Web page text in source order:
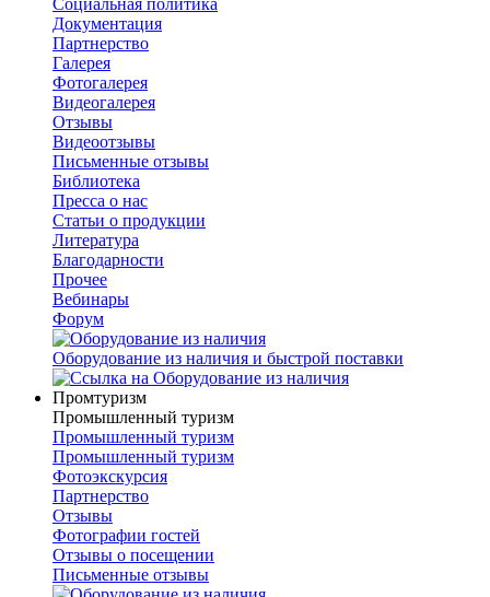
Социальная политика
Документация
Партнерство
Галерея
Фотогалерея
Видеогалерея
Отзывы
Видеоотзывы
Письменные отзывы
Библиотека
Пресса о нас
Статьи о продукции
Литература
Благодарности
Прочее
Вебинары
Форум
Оборудование из наличия и быстрой поставки
Промтуризм
Промышленный туризм
Промышленный туризм
Промышленный туризм
Фотоэкскурсия
Партнерство
Отзывы
Фотографии гостей
Отзывы о посещении
Письменные отзывы